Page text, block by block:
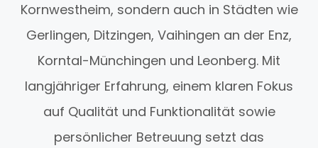
Kornwestheim, sondern auch in Städten wie
Gerlingen, Ditzingen, Vaihingen an der Enz,
Korntal-Münchingen und Leonberg. Mit
langjähriger Erfahrung, einem klaren Fokus
auf Qualität und Funktionalität sowie
persönlicher Betreuung setzt das